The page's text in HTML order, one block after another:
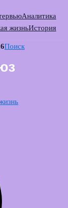
Аналитика
жизньИстория
Поиск